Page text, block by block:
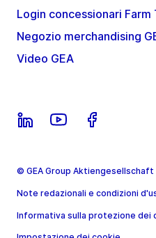
Login concessionari
Negozio merchandising
Video GEA
© GEA Group Aktiengesellschaft
Note redazionali e condizioni
Informativa sulla protezione dei